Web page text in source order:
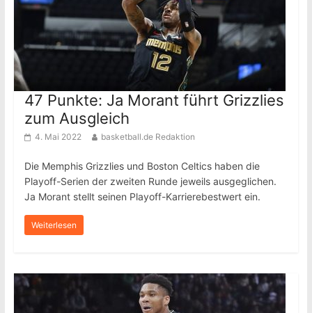
47 Punkte: Ja Morant führt Grizzlies
zum Ausgleich
4. Mai 2022 basketball.de Redaktion
Die Memphis Grizzlies und Boston Celtics haben die
Playoff-Serien der zweiten Runde jeweils ausgeglichen.
Ja Morant stellt seinen Playoff-Karrierebestwert ein.
Weiterlesen